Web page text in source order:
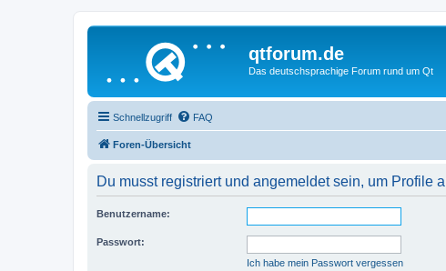
qtforum.de
Das deutschsprachige Forum rund um Qt
Schnellzugriff FAQ
Foren-Übersicht
Du musst registriert und angemeldet sein, um Profile
Benutzername:
Passwort:
Ich habe mein Passwort vergessen